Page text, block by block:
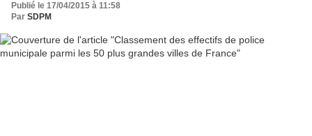
Publié le 17/04/2015 à 11:58
Par SDPM